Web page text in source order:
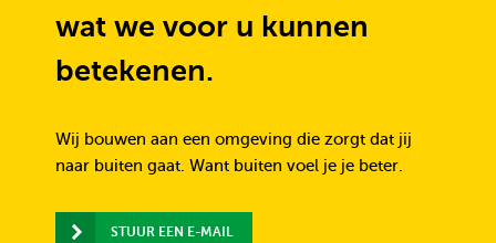
wat we voor u kunnen
betekenen.
Wij bouwen aan een omgeving die zorgt dat jij
naar buiten gaat. Want buiten voel je je beter.
STUUR EEN E-MAIL